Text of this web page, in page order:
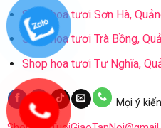
Shop hoa tươi Sơn Hà,
Shop hoa tươi Trà Bồng,
Shop hoa tươi Tư Nghĩa,
Mọi ý